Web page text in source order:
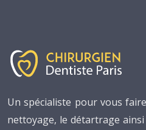
Un spécialiste pour vous
nettoyage, le détartrage